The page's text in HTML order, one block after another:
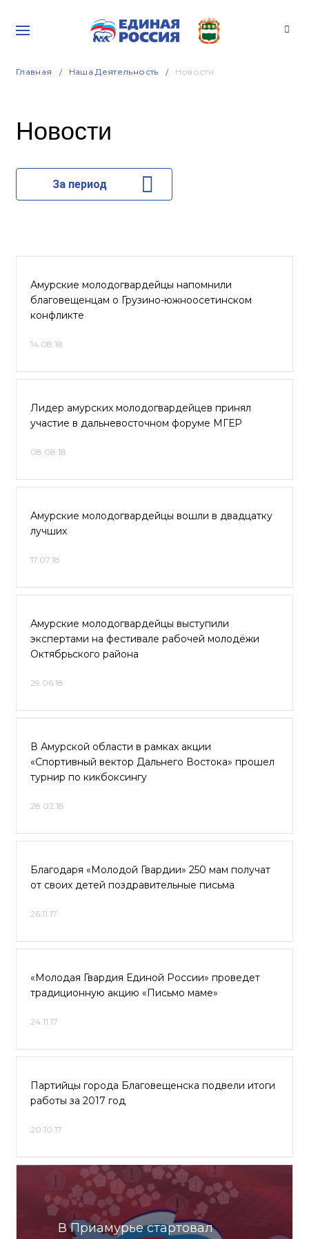
Главная Наша Деятельность Новости
Новости
За период
Амурские молодогвардейцы напомнили
благовещенцам о Грузино-южноосетинском
конфликте
14.08.18
Лидер амурских молодогвардейцев принял
участие в дальневосточном форуме МГЕР
08.08.18
Амурские молодогвардейцы вошли в двадцатку
лучших
17.07.18
Амурские молодогвардейцы выступили
экспертами на фестивале рабочей молодёжи
Октябрьского района
29.06.18
В Амурской области в рамках акции
«Спортивный вектор Дальнего Востока» прошел
турнир по кикбоксингу
28.02.18
Благодаря «Молодой Гвардии» 250 мам получат
от своих детей поздравительные письма
26.11.17
«Молодая Гвардия Единой России» проведет
традиционную акцию «Письмо маме»
24.11.17
Партийцы города Благовещенска подвели итоги
работы за 2017 год
20.10.17
В Приамурье стартовал